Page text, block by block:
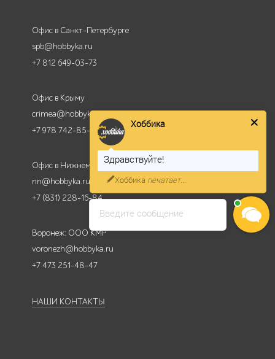
Офис в Санкт-Петербурге
spb@hobbyka.ru
+7 812 649-03-73
Офис в Крыму
crimea@hobbyka.ru
+7 978 742-85-95
Офис в Нижнем Новгороде
nn@hobbyka.ru
+7 (831) 228-16-84
Воронеж: ООО КМР
voronezh@hobbyka.ru
+7 473 251-48-47
НАШИ КОНТАКТЫ
Введите сообщение
Хоббика
Здравствуйте!
Хоббика печатает...